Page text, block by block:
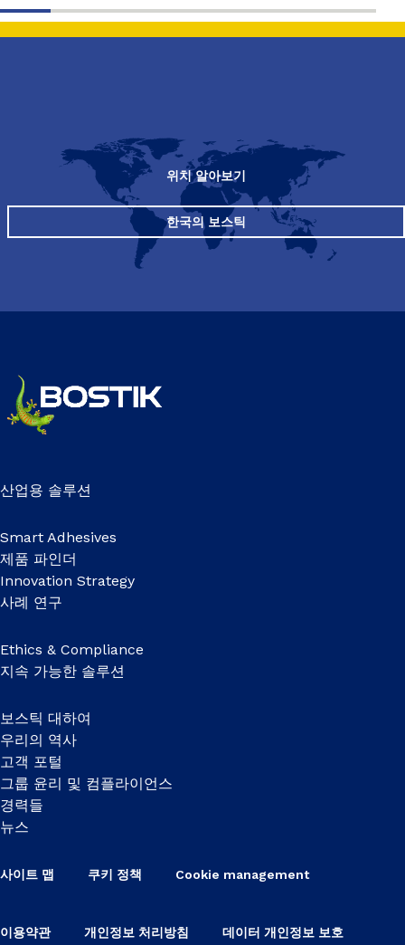
위치 알아보기
한국의 보스틱
산업용 솔루션
Smart Adhesives
제품 파인더
Innovation Strategy
사례 연구
Ethics & Compliance
지속 가능한 솔루션
보스틱 대하여
우리의 역사
고객 포털
그룹 윤리 및 컴플라이언스
경력들
뉴스
사이트 맵 쿠키 정책 Cookie management
이용약관 개인정보 처리방침 데이터 개인정보 보호